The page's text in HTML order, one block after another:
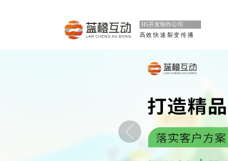
H5开发制作公司
高效快速裂变传播